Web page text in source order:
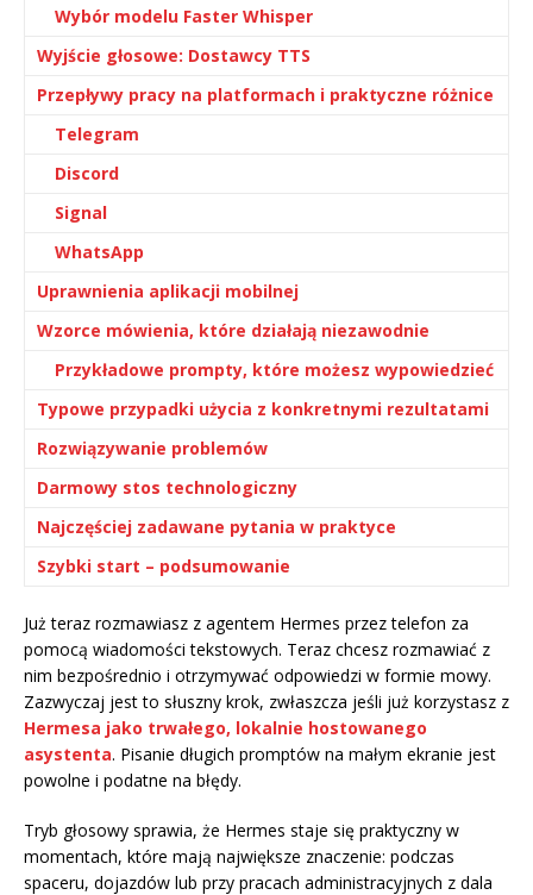
Wybór modelu Faster Whisper
Wyjście głosowe: Dostawcy TTS
Przepływy pracy na platformach i praktyczne różnice
Telegram
Discord
Signal
WhatsApp
Uprawnienia aplikacji mobilnej
Wzorce mówienia, które działają niezawodnie
Przykładowe prompty, które możesz wypowiedzieć
Typowe przypadki użycia z konkretnymi rezultatami
Rozwiązywanie problemów
Darmowy stos technologiczny
Najczęściej zadawane pytania w praktyce
Szybki start – podsumowanie
Już teraz rozmawiasz z agentem Hermes przez telefon za
pomocą wiadomości tekstowych. Teraz chcesz rozmawiać z
nim bezpośrednio i otrzymywać odpowiedzi w formie mowy.
Zazwyczaj jest to słuszny krok, zwłaszcza jeśli już korzystasz z
Hermesa jako trwałego, lokalnie hostowanego
asystenta. Pisanie długich promptów na małym ekranie jest
powolne i podatne na błędy.
Tryb głosowy sprawia, że Hermes staje się praktyczny w
momentach, które mają największe znaczenie: podczas
spaceru, dojazdów lub przy pracach administracyjnych z dala